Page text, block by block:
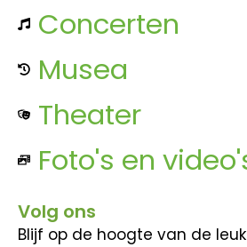
Concerten
Musea
Theater
Foto's en
Volg ons
Blijf op de hoogte van de